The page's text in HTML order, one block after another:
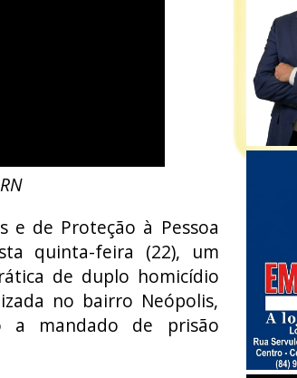
e de Proteção à Pessoa
quinta-feira (22), um
de duplo homicídio
no bairro Neópolis,
a mandado de prisão